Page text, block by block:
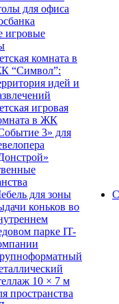
для офиса
игровые
комната в
“Символ”:
идей и
игровая
в ЖК
3» для
для зоны
коньков во
парке IT-
10 × 7 м
пространства